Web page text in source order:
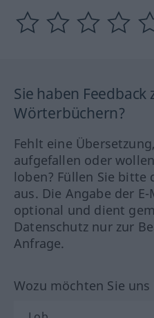
Sie haben
Wörterbüchern?
Fehlt eine
aufgefallen oder
loben? Füllen Sie bitte
aus. Die Angabe der
optional und dient
Datenschutz nur zur
Anfrage.
Wozu möchten Sie